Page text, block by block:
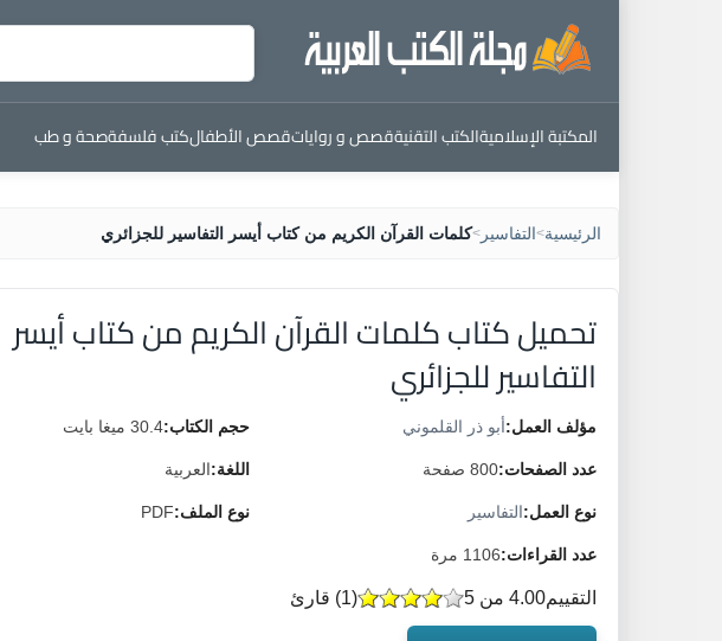
المكتبة الإسلاميةالكتب التقنيةقصص و رواياتقصص الأطفالكتب فلسفةصحة و طب
الرئيسية>التفاسير >كلمات القرآن الكريم من كتاب أيسر التفاسير للجزائري
تحميل كتاب كلمات القرآن الكريم من كتاب أيسر
التفاسير للجزائري
مؤلف العمل:أبو ذر القلموني حجم الكتاب:30.4 ميغا بايت
عدد الصفحات:800 صفحة اللغة:العربية
نوع العمل:التفاسير نوع الملف:PDF
عدد القراءات:1106 مرة
التقييم (
1) قارئ 4.00 من 5